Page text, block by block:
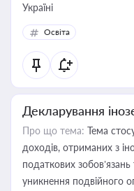
Україні
Освіта
Декларування
Про що тема: Тема
доходів, отриманих з
податкових
уникнення подвійного